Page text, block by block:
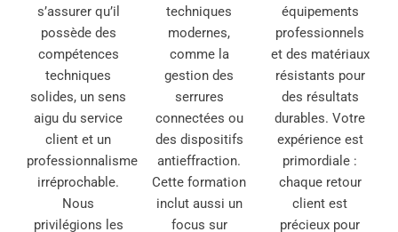
s’assurer qu’il
possède des
compétences
techniques
solides, un sens
aigu du service
client et un
professionnalisme
irréprochable.
Nous
privilégions les
techniques
modernes,
comme la
gestion des
serrures
connectées ou
des dispositifs
antieffraction.
Cette formation
inclut aussi un
focus sur
équipements
professionnels
et des matériaux
résistants pour
des résultats
durables. Votre
expérience est
primordiale :
chaque retour
client est
précieux pour